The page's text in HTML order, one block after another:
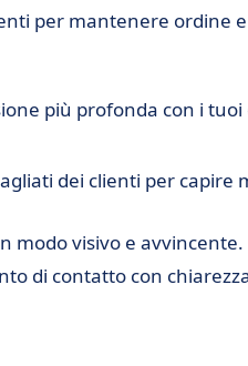
per mantenere ordine
più profonda con i
dei clienti per capire
modo visivo e avvincente.
di contatto con